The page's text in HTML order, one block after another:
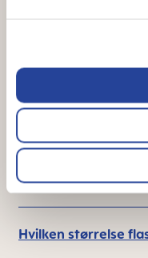
Hvad er det særlige
Tilberedning og
Hvad skal man
Hvilken størrelse